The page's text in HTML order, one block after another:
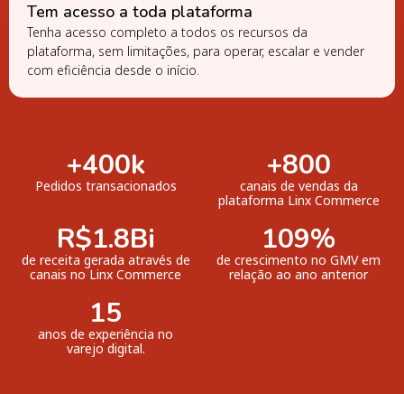
Tem acesso a toda plataforma
Tenha acesso completo a todos os recursos da
plataforma, sem limitações, para operar, escalar e vender
com eficiência desde o início.
+400k
Pedidos transacionados
+800
canais de vendas da
plataforma Linx Commerce
R$1.8Bi
de receita gerada através de
canais no Linx Commerce
109%
de crescimento no GMV em
relação ao ano anterior
15
anos de experiência no
varejo digital.